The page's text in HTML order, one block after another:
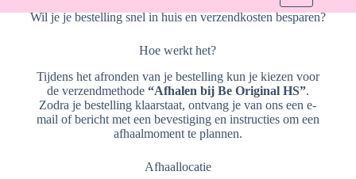
Wil je je bestelling snel in huis en verzendkosten besparen?
Hoe werkt het?
Tijdens het afronden van je bestelling kun je kiezen voor
de verzendmethode “Afhalen bij Be Original HS”.
Zodra je bestelling klaarstaat, ontvang je van ons een e-
mail of bericht met een bevestiging en instructies om een
afhaalmoment te plannen.
Afhaallocatie